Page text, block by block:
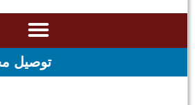
توصيل مجاني بجدة للطلبات فوق